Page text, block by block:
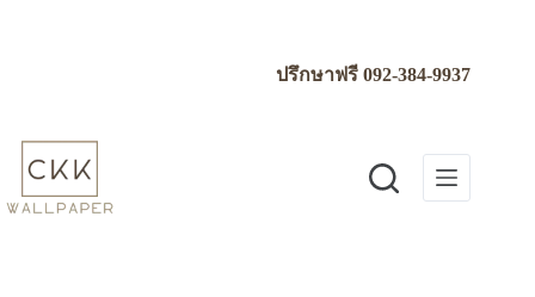
ปรึกษาฟรี092-384-9937